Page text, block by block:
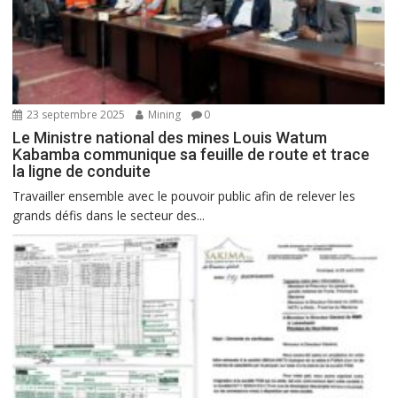
23 septembre 2025 Mining 0
Le Ministre national des mines Louis Watum
Kabamba communique sa feuille de route et trace
la ligne de conduite
Travailler ensemble avec le pouvoir public afin de relever les
grands défis dans le secteur des...